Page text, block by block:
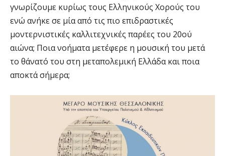
γνωρίζουμε κυρίως τους Ελληνικούς Χορούς του
ενώ ανήκε σε μία από τις πιο επιδραστικές
μοντερνιστικές καλλιτεχνικές παρέες του 20ού
αιώνα; Ποια νοήματα μετέφερε η μουσική του μετά
το θάνατό του στη μεταπολεμική Ελλάδα και ποια
αποκτά σήμερα;